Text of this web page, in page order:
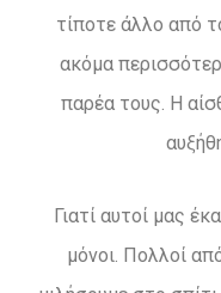
τίποτε άλλο από
ακόμα
παρέα τους. Η
Γιατί αυτοί μας
μόνοι. Πολλοί